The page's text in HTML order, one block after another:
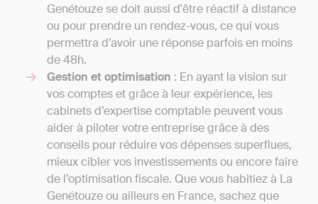
Genétouze se doit aussi d'être réactif à distance
ou pour prendre un rendez-vous, ce qui vous
permettra d’avoir une réponse parfois en moins
de 48h.
Gestion et optimisation : En ayant la vision sur
vos comptes et grâce à leur expérience, les
cabinets d’expertise comptable peuvent vous
aider à piloter votre entreprise grâce à des
conseils pour réduire vos dépenses superflues,
mieux cibler vos investissements ou encore faire
de l’optimisation fiscale. Que vous habitiez à La
Genétouze ou ailleurs en France, sachez que